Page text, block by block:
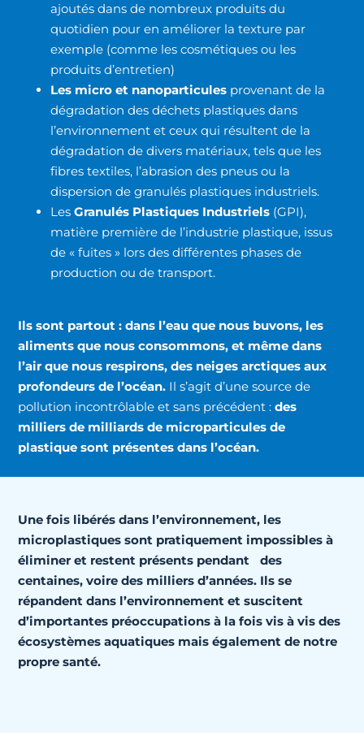
ajoutés dans de nombreux produits du
quotidien pour en améliorer la texture par
exemple (comme les cosmétiques ou les
produits d’entretien)
Les micro et nanoparticules provenant de la
dégradation des déchets plastiques dans
l’environnement et ceux qui résultent de la
dégradation de divers matériaux, tels que les
fibres textiles, l’abrasion des pneus ou la
dispersion de granulés plastiques industriels.
LesGranulés Plastiques Industriels (GPI),
matière première de l’industrie plastique, issus
de « fuites » lors des différentes phases de
production ou de transport.
Ils sont partout : dans l’eau que nous buvons, les
aliments que nous consommons,et même dans
l’air que nous respirons, des neiges arctiques aux
profondeurs de l’océan. Il s’agit d’une source de
pollution incontrôlable et sans précédent :des
milliers de milliards de microparticules de
plastique sont présentes dans l’océan.
Une fois libérés dans l’environnement, les
microplastiques sont pratiquement impossibles à
éliminer et restent présents pendant des
centaines, voire des milliers d’années. Ils se
répandent dans l’environnement et suscitent
d’importantes préoccupations à la fois vis à vis des
écosystèmes aquatiques mais également de notre
propre santé.